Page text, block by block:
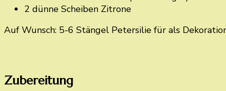
2 dünne Scheiben Zitrone
Auf Wunsch: 5-6 Stängel Petersilie für als
Zubereitung